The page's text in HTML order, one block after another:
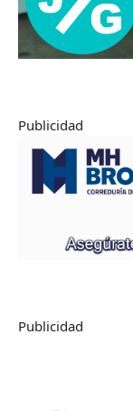
Publicidad
Publicidad